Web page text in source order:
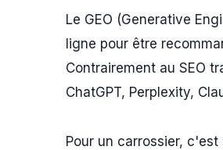
Le GEO (Generative
ligne pour être
Contrairement au SEO
ChatGPT, Perplexity,
Pour un carrossier,